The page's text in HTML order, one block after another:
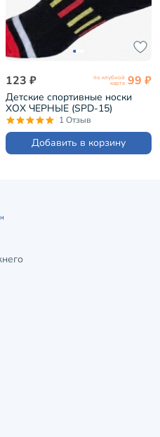
123 ₽ по клубной
карте 99 ₽
Детские спортивные носки
ХОХ ЧЕРНЫЕ (SPD-15)
1 Отзыв
Добавить в корзину